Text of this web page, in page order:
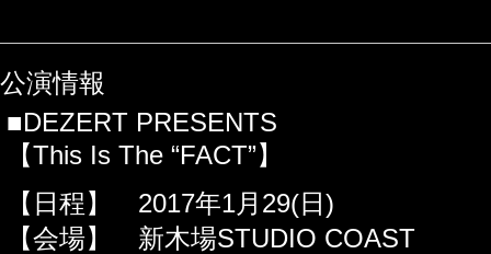
公演情報
■DEZERT PRESENTS
【This Is The “FACT”】
【日程】 2017年1月29(日)
【会場】 新木場STUDIO COAST